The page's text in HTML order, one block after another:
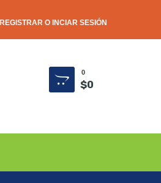
REGISTRAR O INCIAR SESIÓN
0
$0